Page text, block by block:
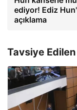
ediyor! Ediz
açıklama
Tavsiye